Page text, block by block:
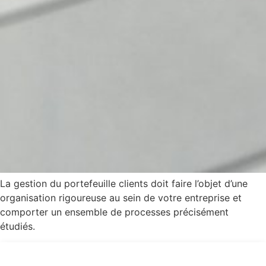
La gestion du portefeuille clients doit faire l’objet d’une
organisation rigoureuse au sein de votre entreprise et
comporter un ensemble de processes précisément
étudiés.